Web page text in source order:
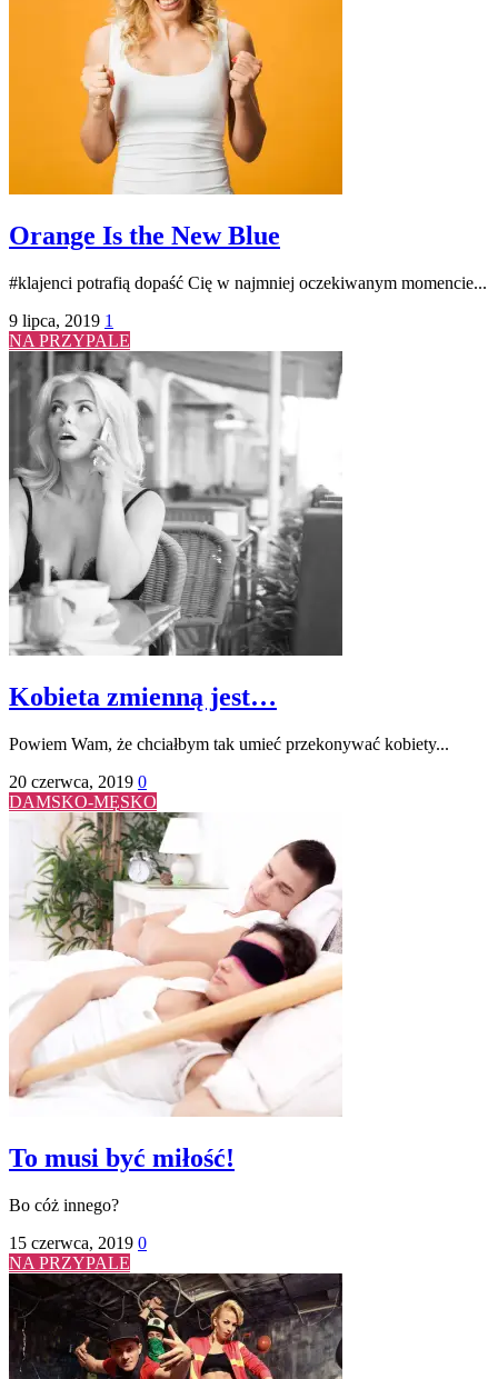
Orange Is the New Blue
#klajenci potrafią dopaść Cię w najmniej oczekiwanym momencie...
9 lipca, 2019 1
NA PRZYPALE
Kobieta zmienną jest…
Powiem Wam, że chciałbym tak umieć przekonywać kobiety...
20 czerwca, 2019 0
DAMSKO-MĘSKO
To musi być miłość!
Bo cóż innego?
15 czerwca, 2019 0
NA PRZYPALE